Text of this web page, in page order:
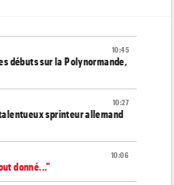
10:45
débuts sur la Polynormande,
10:27
sprinteur allemand
10:06
donné..."